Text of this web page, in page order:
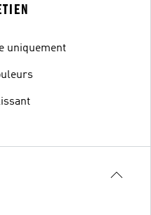
uniquement